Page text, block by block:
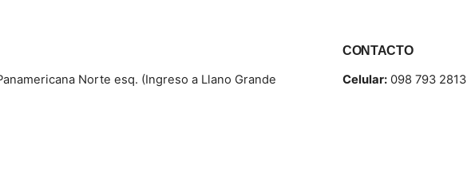
Norte esq. (Ingreso a Llano Grande
CONTACTO
Celular:098 793 2813